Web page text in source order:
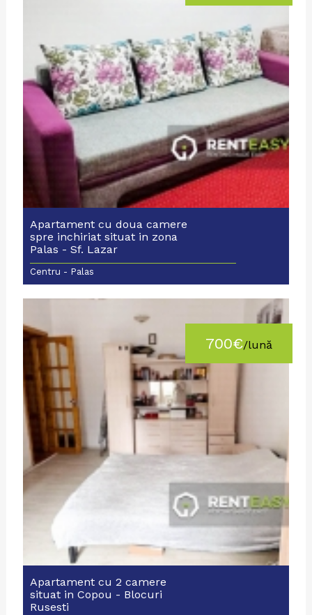
Apartament cu doua camere
spre inchiriat situat in zona
Palas - Sf. Lazar
Centru - Palas
Apartament cu 2 camere
situat in Copou - Blocuri
Rusesti
700€/lună